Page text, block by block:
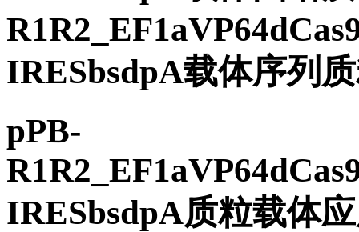
IRESbsdpA载体序列
pPB-
IRESbsdpA质粒载体